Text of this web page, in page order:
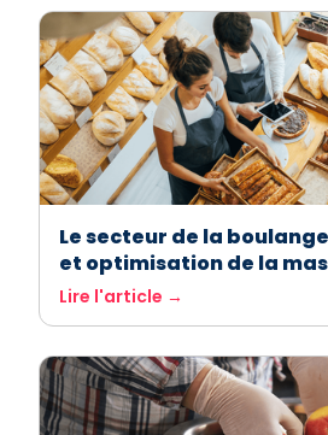
Le secteur de la
et optimisation de la
Lire l'article →